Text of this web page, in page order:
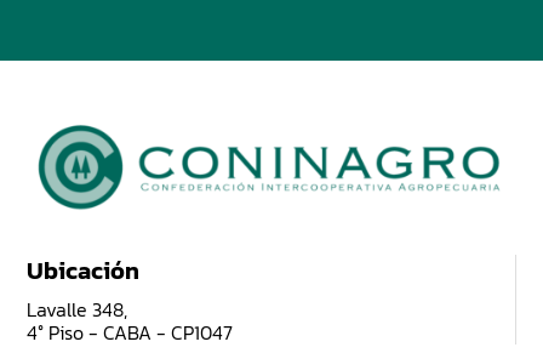
Ubicación
Lavalle 348,
4° Piso - CABA - CP1047